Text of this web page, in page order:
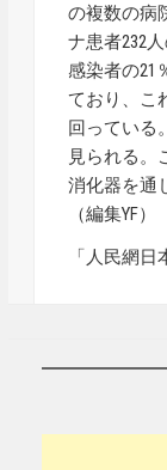
の複数の病
ナ患者232
感染者の21
ており、こ
回っている
見られる。
消化器を通
（編集YF）
「人民網日